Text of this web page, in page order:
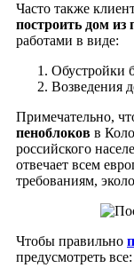
Часто также
построить дом из
работами в виде:
Обустройки
Возведения
Примечательно,
пеноблоков в
российского
отвечает всем
требованиям,
Чтобы правильно
предусмотреть все: